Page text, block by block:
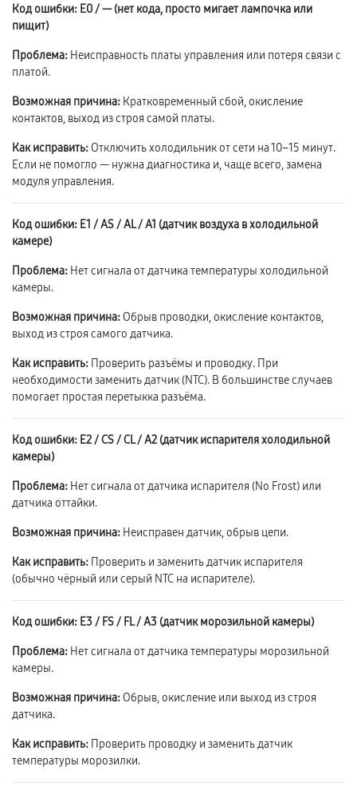
Код ошибки: E0 / — (нет кода, просто мигает лампочка или
пищит)
Проблема: Неисправность платы управления или потеря связи с
платой.
Возможная причина: Кратковременный сбой, окисление
контактов, выход из строя самой платы.
Как исправить:Отключить холодильник от сети на 10–15 минут.
Если не помогло — нужна диагностика и, чаще всего, замена
модуля управления.
Код ошибки: E1 / AS / AL / A1 (датчик воздуха в холодильной
камере)
Проблема: Нет сигнала от датчика температуры холодильной
камеры.
Возможная причина:Обрыв проводки, окисление контактов,
выход из строя самого датчика.
Как исправить: Проверить разъёмы и проводку. При
необходимости заменить датчик (NTC). В большинстве случаев
помогает простая перетыкка разъёма.
Код ошибки: E2 / CS / CL / A2 (датчик испарителя холодильной
камеры)
Проблема: Нет сигнала от датчика испарителя (No Frost) или
датчика оттайки.
Возможная причина: Неисправен датчик, обрыв цепи.
Как исправить: Проверить и заменить датчик испарителя
(обычно чёрный или серый NTC на испарителе).
Код ошибки: E3 / FS / FL / A3 (датчик морозильной камеры)
Проблема: Нет сигнала от датчика температуры морозильной
камеры.
Возможная причина:Обрыв, окисление или выход из строя
датчика.
Как исправить: Проверить проводку и заменить датчик
температуры морозилки.